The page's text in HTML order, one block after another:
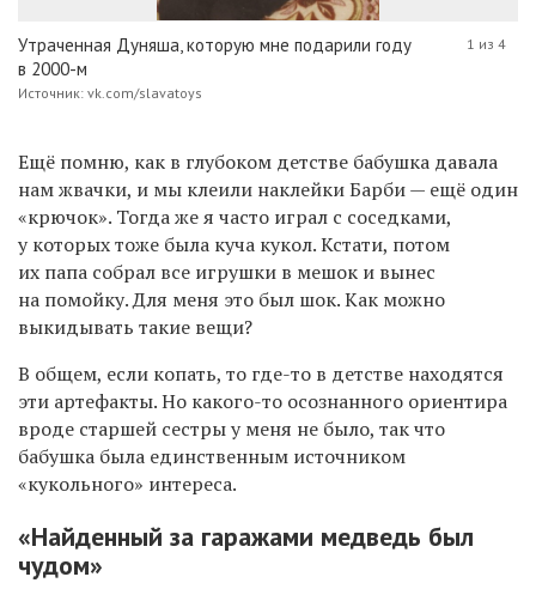
Утраченная Дуняша, которую мне подарили году
в 2000-м
Источник: vk.com/slavatoys
1 из 4
Ещё помню, как в глубоком детстве бабушка давала
нам жвачки, и мы клеили наклейки Барби — ещё один
«крючок». Тогда же я часто играл с соседками,
у которых тоже была куча кукол. Кстати, потом
их папа собрал все игрушки в мешок и вынес
на помойку. Для меня это был шок. Как можно
выкидывать такие вещи?
В общем, если копать, то где-то в детстве находятся
эти артефакты. Но какого-то осознанного ориентира
вроде старшей сестры у меня не было, так что
бабушка была единственным источником
«кукольного» интереса.
«Найденный за гаражами медведь был
чудом»